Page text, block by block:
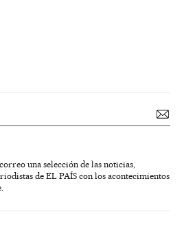
una selección de las noticias,
de EL PAÍS con los acontecimientos